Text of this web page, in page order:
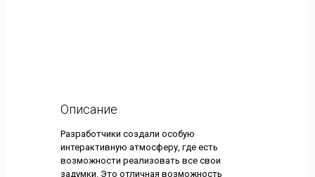
Описание
Разработчики создали особую
интерактивную атмосферу, где есть
возможности реализовать все свои
задумки. Это отличная возможность